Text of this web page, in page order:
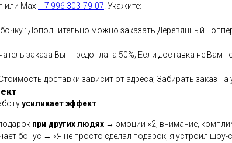
или Max+ 7 996 303-79-07. Укажите:
: Дополнительно можно заказать Деревянный
заказа Вы - предоплата 50%; Если доставка не Вам -
доставки зависит от адреса; Забирать заказ на
усиливает эффект
при других людях → эмоции ×2, внимание,
бонус → «Я не просто сделал подарок, я устроил шоу-